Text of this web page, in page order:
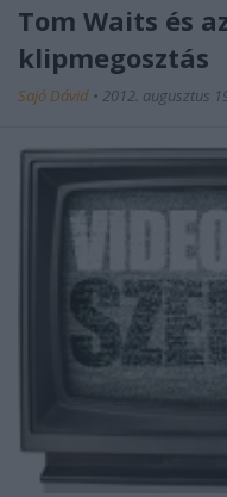
Tom Waits és
klipmegosztás
Sajó Dávid • 2012. augusztus